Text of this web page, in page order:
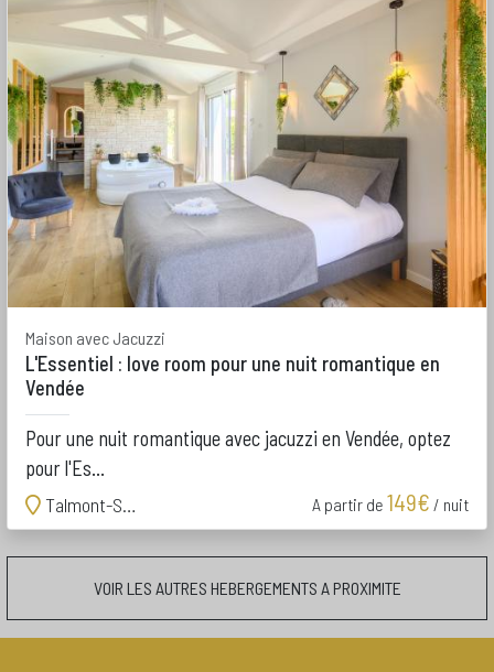
Maison avec Jacuzzi
L'Essentiel : love room pour une nuit romantique en
Vendée
Pour une nuit romantique avec jacuzzi en Vendée, optez
pour l'Es...
Talmont-Saint-Hilaire
A partir de 149€ / nuit
VOIR LES AUTRES HEBERGEMENTS A PROXIMITE